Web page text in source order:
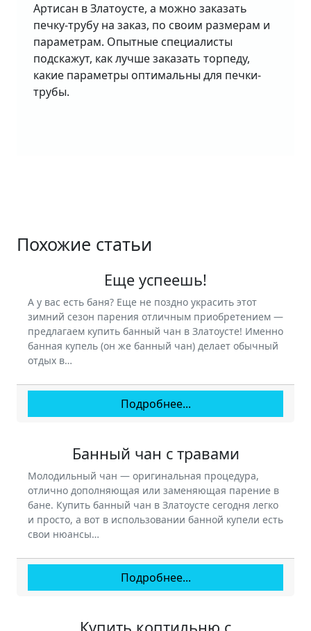
Артисан в Златоусте, а можно заказать
печку-трубу на заказ, по своим размерам и
параметрам. Опытные специалисты
подскажут, как лучше заказать торпеду,
какие параметры оптимальны для печки-
трубы.
Похожие статьи
Еще успеешь!
А у вас есть баня? Еще не поздно украсить этот
зимний сезон парения отличным приобретением —
предлагаем купить банный чан в Златоусте! Именно
банная купель (он же банный чан) делает обычный
отдых в…
Подробнее...
Банный чан с травами
Молодильный чан — оригинальная процедура,
отлично дополняющая или заменяющая парение в
бане. Купить банный чан в Златоусте сегодня легко
и просто, а вот в использовании банной купели есть
свои нюансы…
Подробнее...